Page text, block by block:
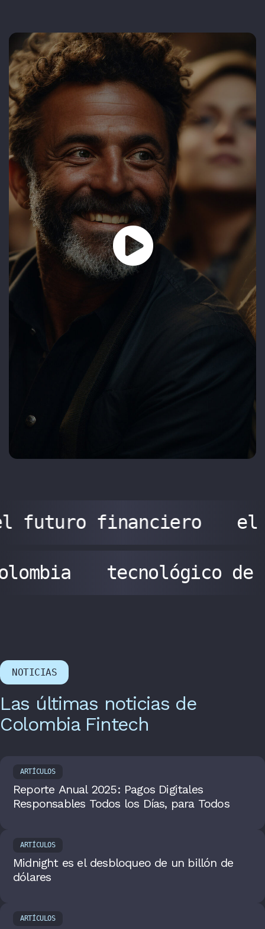
futuro financiero el
tecnológico de
NOTICIAS
Las últimas noticias de
Colombia Fintech
ARTÍCULOS
Reporte Anual 2025: Pagos Digitales
Responsables Todos los Días, para Todos
ARTÍCULOS
Midnight es el desbloqueo de un billón de
dólares
ARTÍCULOS